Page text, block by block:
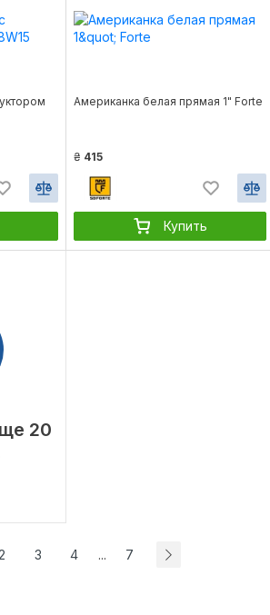
Американка белая прямая 1" Forte
₴ 415
Купить
20
3 4 ... 7